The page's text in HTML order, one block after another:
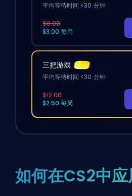
平均等待时间 <30 分钟
$8.00
$3.00 每局
三把游戏
平均等待时间 <30 分钟
$12.00
$2.50 每局
如何在CS2中